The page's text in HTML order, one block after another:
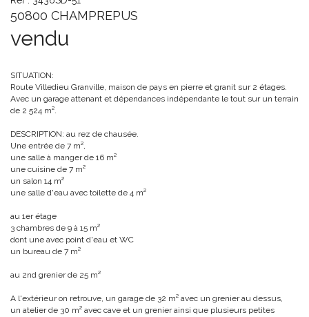
50800 CHAMPREPUS
vendu
SITUATION:
Route Villedieu Granville, maison de pays en pierre et granit sur 2 étages.
Avec un garage attenant et dépendances indépendante le tout sur un terrain
de 2 524 m².
DESCRIPTION: au rez de chausée.
Une entrée de 7 m²,
une salle à manger de 16 m²
une cuisine de 7 m²
un salon 14 m²
une salle d'eau avec toilette de 4 m²
au 1er étage
3 chambres de 9 à 15 m²
dont une avec point d'eau et WC
un bureau de 7 m²
au 2nd grenier de 25 m²
A l'extérieur on retrouve, un garage de 32 m² avec un grenier au dessus,
un atelier de 30 m² avec cave et un grenier ainsi que plusieurs petites